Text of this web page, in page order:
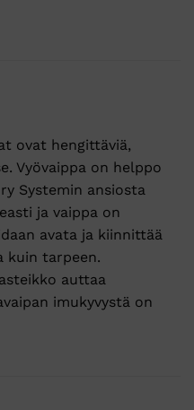
ovat hengittäviä,
Vyövaippa on helppo
Systemin ansiosta
ja vaippa on
avata ja kiinnittää
kuin tarpeen.
auttaa
imukyvystä on